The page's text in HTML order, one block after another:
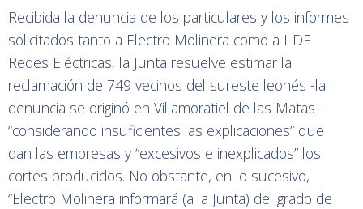
Recibida la denuncia de los particulares y los informes
solicitados tanto a Electro Molinera como a I-DE
Redes Eléctricas, la Junta resuelve estimar la
reclamación de 749 vecinos del sureste leonés -la
denuncia se originó en Villamoratiel de las Matas-
“considerando insuficientes las explicaciones” que
dan las empresas y “excesivos e inexplicados” los
cortes producidos. No obstante, en lo sucesivo,
“Electro Molinera informará (a la Junta) del grado de